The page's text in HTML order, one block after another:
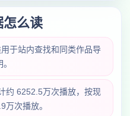
怎么读
于站内查找和同类作品导
约 6252.5万次播放，按现
次播放。